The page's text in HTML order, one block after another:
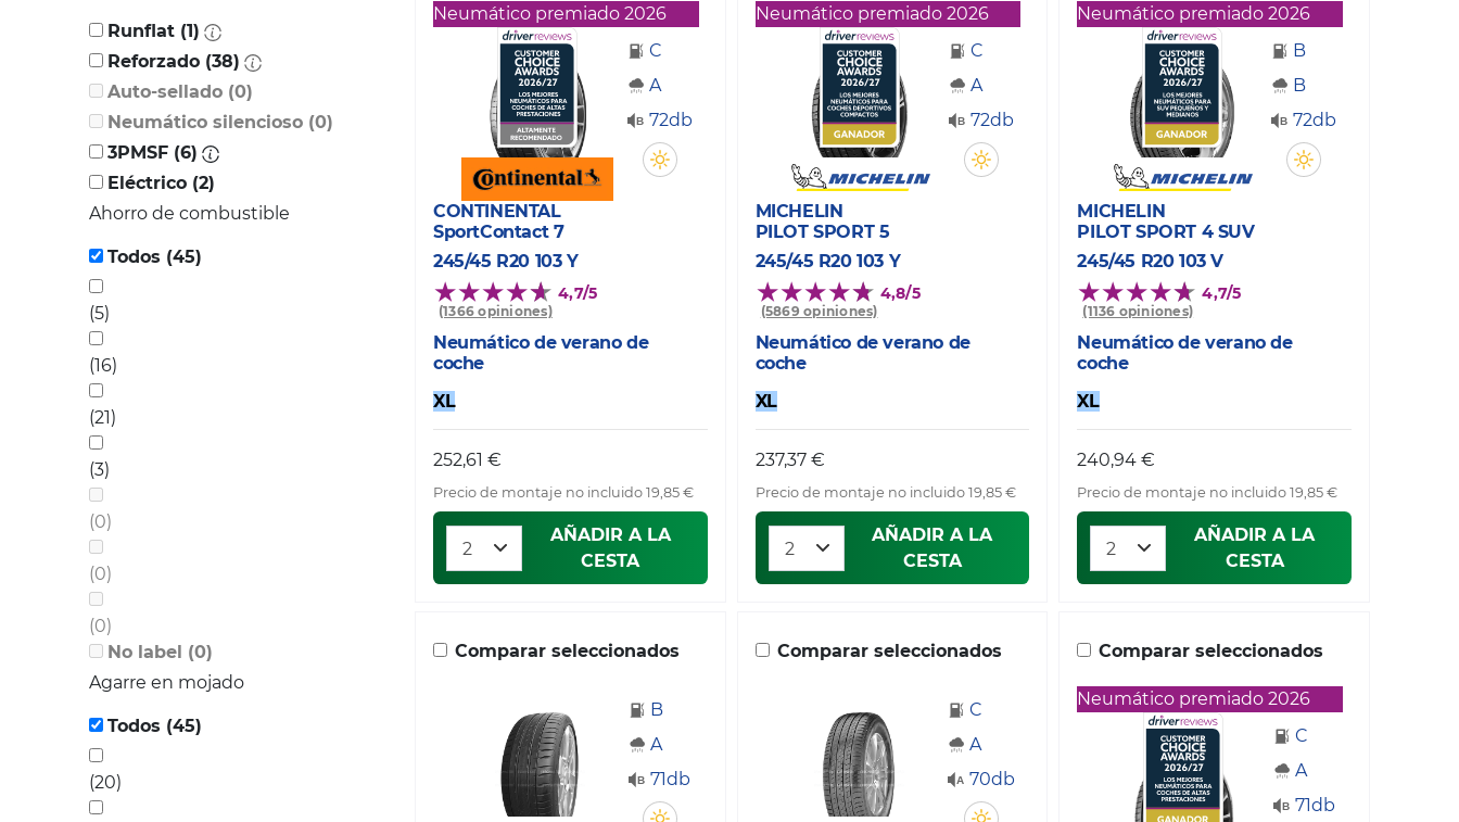
Runflat (1)
Reforzado (38)
Auto-sellado (0)
Neumático silencioso (0)
3PMSF (6)
Eléctrico (2)
Ahorro de combustible
Todos (45)
(5)
(16)
(21)
(3)
(0)
(0)
(0)
No label (0)
Agarre en mojado
Todos (45)
(20)
Neumático premiado 2026
C
A
72db
CONTINENTAL
SportContact 7
245/45 R20 103 Y
4,7/5
(1366 opiniones)
Neumático de verano de
coche
XL
252,61 €
Precio de montaje no incluido 19,85 €
AÑADIR A LA
CESTA
Neumático premiado 2026
C
A
72db
MICHELIN
PILOT SPORT 5
245/45 R20 103 Y
4,8/5
(5869 opiniones)
Neumático de verano de
coche
XL
237,37 €
Precio de montaje no incluido 19,85 €
AÑADIR A LA
CESTA
Neumático premiado 2026
B
B
72db
MICHELIN
PILOT SPORT 4 SUV
245/45 R20 103 V
4,7/5
(1136 opiniones)
Neumático de verano de
coche
XL
240,94 €
Precio de montaje no incluido 19,85 €
AÑADIR A LA
CESTA
Comparar seleccionados
B
A
71db
Comparar seleccionados
C
A
70db
Comparar seleccionados
Neumático premiado 2026
C
A
71db